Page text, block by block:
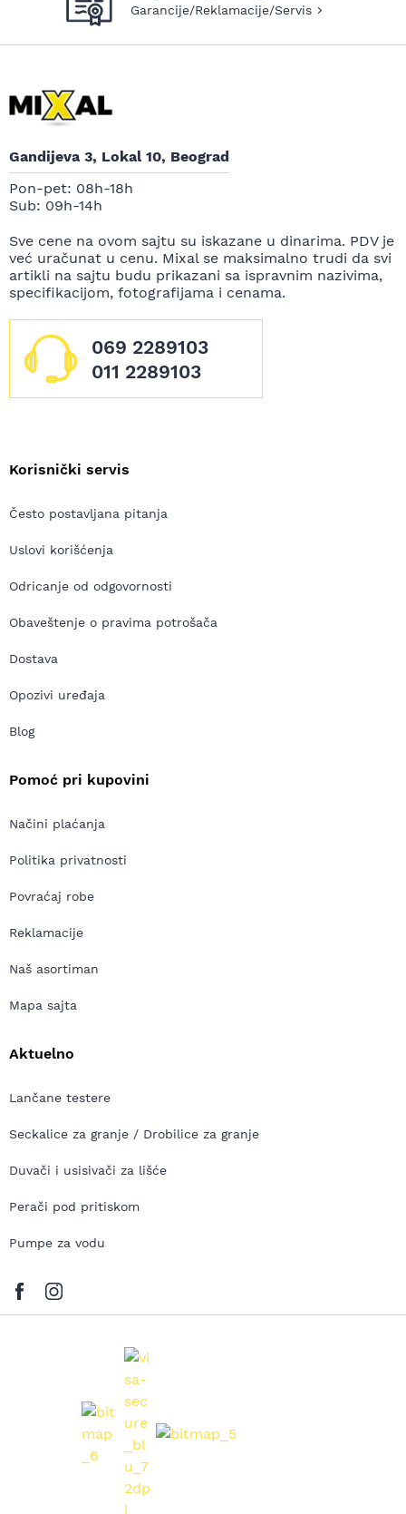
Garancije/Reklamacije/Servis
Gandijeva 3, Lokal 10, Beograd
Pon-pet: 08h-18h
Sub: 09h-14h
Sve cene na ovom sajtu su iskazane u dinarima. PDV je
već uračunat u cenu. Mixal se maksimalno trudi da svi
artikli na sajtu budu prikazani sa ispravnim nazivima,
specifikacijom, fotografijama i cenama.
069 2289103
011 2289103
Korisnički servis
Često postavljana pitanja
Uslovi korišćenja
Odricanje od odgovornosti
Obaveštenje o pravima potrošača
Dostava
Opozivi uređaja
Blog
Pomoć pri kupovini
Načini plaćanja
Politika privatnosti
Povraćaj robe
Reklamacije
Naš asortiman
Mapa sajta
Aktuelno
Lančane testere
Seckalice za granje / Drobilice za granje
Duvači i usisivači za lišće
Perači pod pritiskom
Pumpe za vodu